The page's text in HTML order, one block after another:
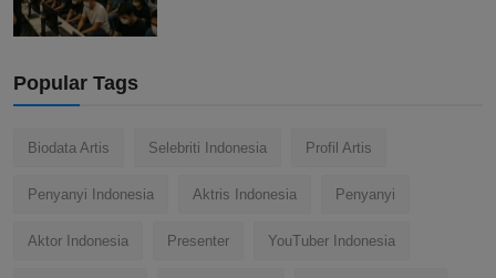
Popular Tags
Biodata Artis Selebriti Indonesia Profil Artis
Penyanyi Indonesia Aktris Indonesia Penyanyi
Aktor Indonesia Presenter YouTuber Indonesia